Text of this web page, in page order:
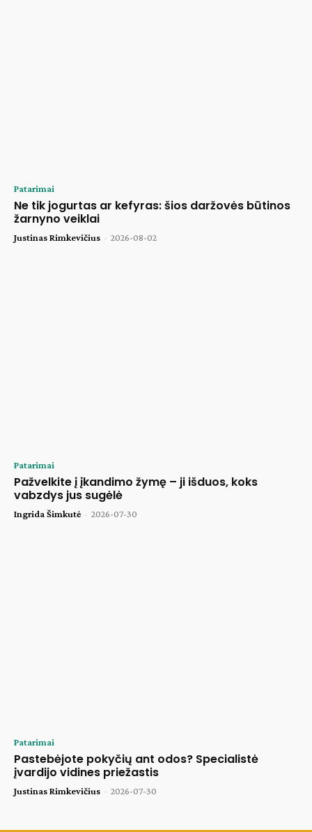
Patarimai
Ne tik jogurtas ar kefyras: šios daržovės būtinos
žarnyno veiklai
Justinas Rimkevičius - 2026-08-02
Patarimai
Pažvelkite į įkandimo žymę – ji išduos, koks
vabzdys jus sugėlė
Ingrida Šimkutė - 2026-07-30
Patarimai
Pastebėjote pokyčių ant odos? Specialistė
įvardijo vidines priežastis
Justinas Rimkevičius - 2026-07-30